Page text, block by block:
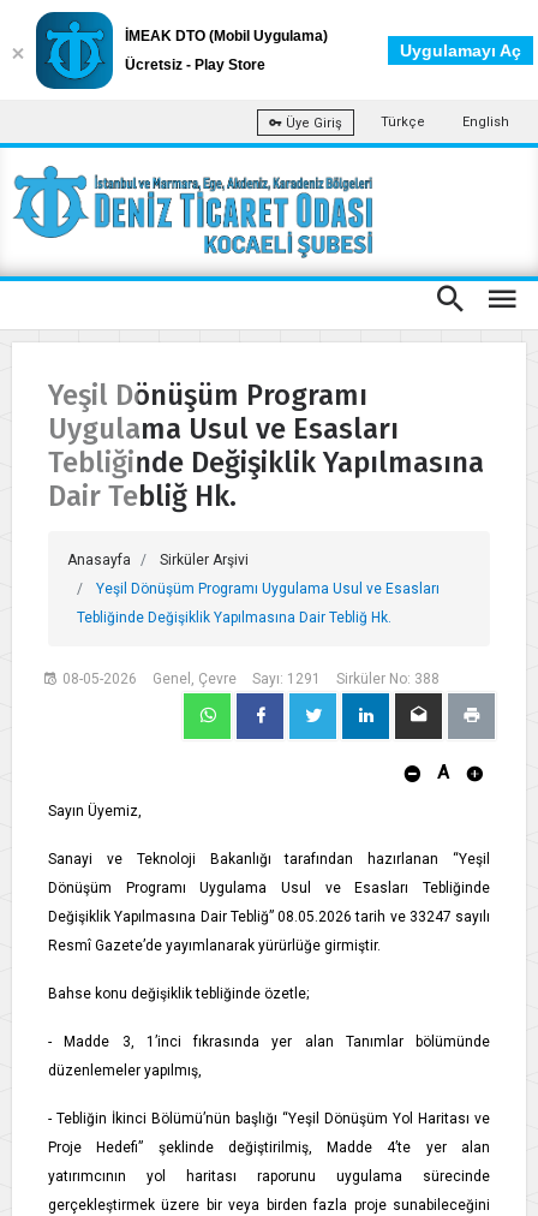
Üye Giriş Türkçe English
Yeşil Dönüşüm Programı
Uygulama Usul ve Esasları
Tebliğinde Değişiklik Yapılmasına
Dair Tebliğ Hk.
Anasayfa
Sirküler Arşivi
Yeşil Dönüşüm Programı Uygulama Usul ve Esasları
Tebliğinde Değişiklik Yapılmasına Dair Tebliğ Hk.
08-05-2026 Genel, Çevre Sayı: 1291 Sirküler No: 388
A
Sayın Üyemiz,
Sanayi ve Teknoloji Bakanlığı tarafından hazırlanan “Yeşil
Dönüşüm Programı Uygulama Usul ve Esasları Tebliğinde
Değişiklik Yapılmasına Dair Tebliğ” 08.05.2026 tarih ve 33247 sayılı
Resmî Gazete’de yayımlanarak yürürlüğe girmiştir.
Bahse konu değişiklik tebliğinde özetle;
- Madde 3, 1’inci fıkrasında yer alan Tanımlar bölümünde
düzenlemeler yapılmış,
- Tebliğin İkinci Bölümü’nün başlığı “Yeşil Dönüşüm Yol Haritası ve
Proje Hedefi” şeklinde değiştirilmiş, Madde 4’te yer alan
yatırımcının yol haritası raporunu uygulama sürecinde
gerçekleştirmek üzere bir veya birden fazla proje sunabileceğini
İMEAK DTO (Mobil Uygulama)
Ücretsiz - Play Store
Uygulamayı Aç